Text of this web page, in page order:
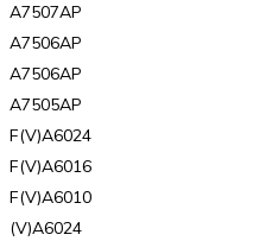
A7507AP
A7506AP
A7506AP
A7505AP
F(V)A6024
F(V)A6016
F(V)A6010
(V)A6024